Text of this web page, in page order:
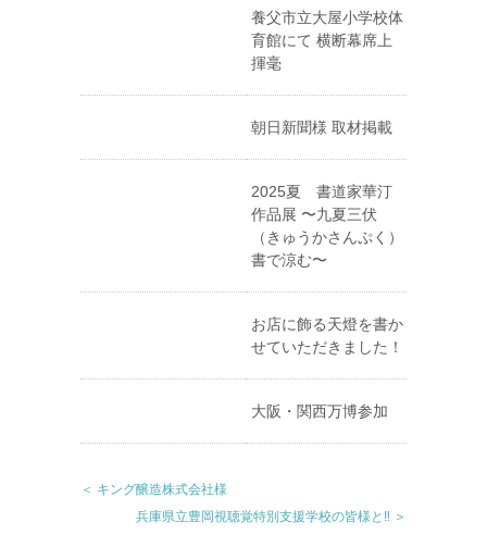
養父市立大屋小学校体
育館にて 横断幕席上
揮毫
朝日新聞様 取材掲載
2025夏 書道家華汀
作品展 〜九夏三伏
（きゅうかさんぷく）
書で涼む〜
お店に飾る天燈を書か
せていただきました！
大阪・関西万博参加
＜ キング醸造株式会社様
兵庫県立豊岡視聴覚特別支援学校の皆様と‼️ ＞